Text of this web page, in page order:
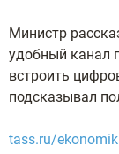
Министр
удобный канал
встроить
подсказывал
tass.ru/